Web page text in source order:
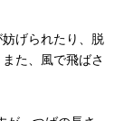
げられたり、脱
た、風で飛ばさ